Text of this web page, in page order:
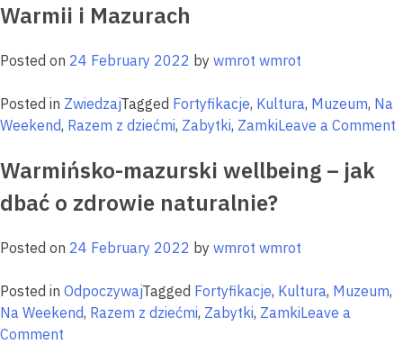
dobrego
Warmii i Mazurach
Posted on 24 February 2022 by wmrot wmrot
Posted in ZwiedzajTagged Fortyfikacje, Kultura, Muzeum, Na
Weekend, Razem z dziećmi, Zabytki, ZamkiLeave a Comment
Warmińsko-mazurski wellbeing – jak
dbać o zdrowie naturalnie?
Posted on 24 February 2022 by wmrot wmrot
Posted in OdpoczywajTagged Fortyfikacje, Kultura, Muzeum,
Na Weekend, Razem z dziećmi, Zabytki, ZamkiLeave a
Comment